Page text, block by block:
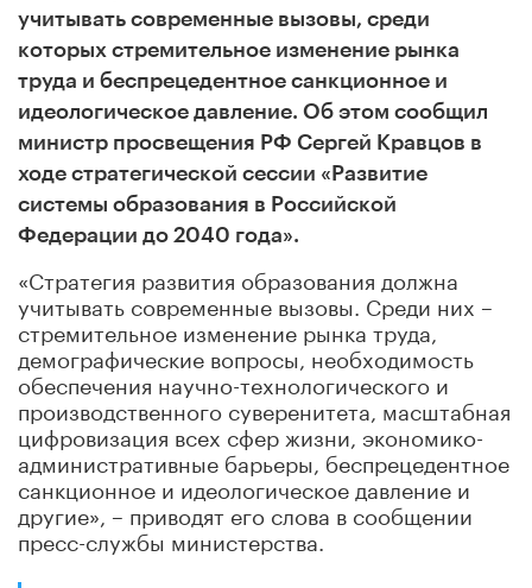
учитывать современные вызовы, среди
которых стремительное изменение рынка
труда и беспрецедентное санкционное и
идеологическое давление. Об этом сообщил
министр просвещения РФ Сергей Кравцов в
ходе стратегической сессии «Развитие
системы образования в Российской
Федерации до 2040 года».
«Стратегия развития образования должна
учитывать современные вызовы. Среди них –
стремительное изменение рынка труда,
демографические вопросы, необходимость
обеспечения научно-технологического и
производственного суверенитета, масштабная
цифровизация всех сфер жизни, экономико-
административные барьеры, беспрецедентное
санкционное и идеологическое давление и
другие», – приводят его слова в сообщении
пресс-службы министерства.